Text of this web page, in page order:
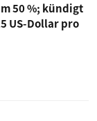
50 %; kündigt
US-Dollar pro